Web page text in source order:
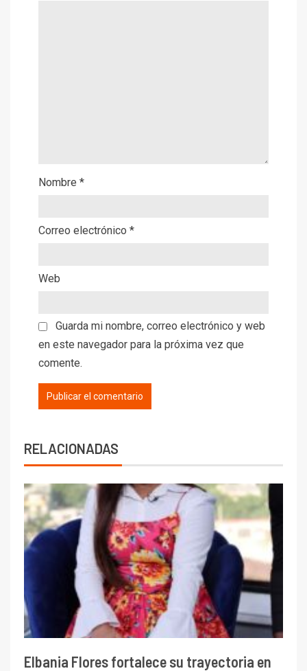
Nombre *
Correo electrónico *
Web
Guarda mi nombre, correo electrónico y web
en este navegador para la próxima vez que
comente.
RELACIONADAS
Elbania Flores fortalece su trayectoria en